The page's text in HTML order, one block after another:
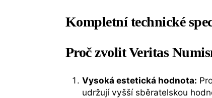
Kompletní technické
Proč zvolit Veritas
Vysoká estetická hodnota:
udržují vyšší sběratelskou